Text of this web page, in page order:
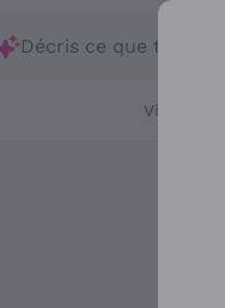
Décris ce que tu
Vins